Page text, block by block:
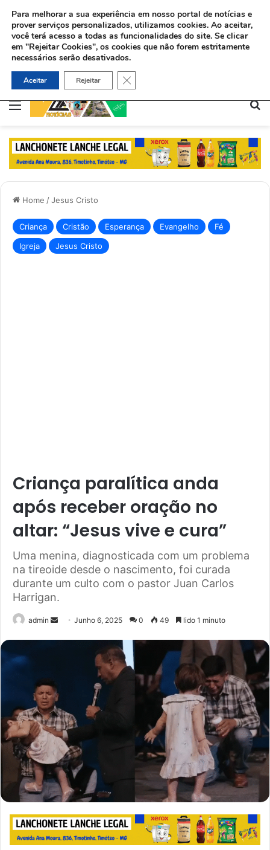
Menu
Home /Jesus Cristo
Criança Cristão Esperança Evangelho
Fé
Igreja
Jesus Cristo
Criança paralítica anda
após receber oração no
altar: “Jesus vive e cura”
Uma menina, diagnosticada com um problema
na tireoide desde o nascimento, foi curada
durante um culto com o pastor Juan Carlos
Harrigan.
admin
SendJunho 6, 2025 0 49 lido 1 minuto
Para melhorar a sua experiência em nosso portal de notícias e
prover serviços personalizados, utilizamos cookies. Ao aceitar,
você terá acesso a todas as funcionalidades do site. Se clicar
em "Rejeitar Cookies", os cookies que não forem estritamente
necessários serão desativados.
Aceitar Rejeitar Close GDPR Cookie Banner